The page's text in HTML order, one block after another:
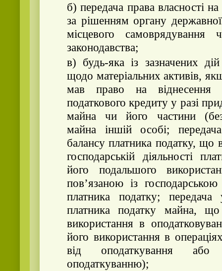
б) передача права власності на
за рішенням органу
місцевого самоврядування
законодавства;
в) будь-яка із зазначених
щодо матеріальних активів,
мав право на
податкового кредиту у разі
майна чи його частини
майна іншій особі;
балансу платника податку, що
господарській діяльності
його подальшого
пов’язаною із господарською
платника податку;
платника податку майна,
використання в
його використання в
від оподаткування або
оподаткуванню);